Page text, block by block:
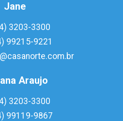
Jane
3203-3300
99215-9221
Araujo
3203-3300
99119-9867